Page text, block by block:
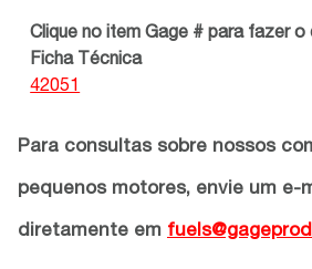
Clique no item Gage # para fazer o
Ficha Técnica
42051
Para consultas sobre nossos
pequenos motores, envie um e-
diretamente em